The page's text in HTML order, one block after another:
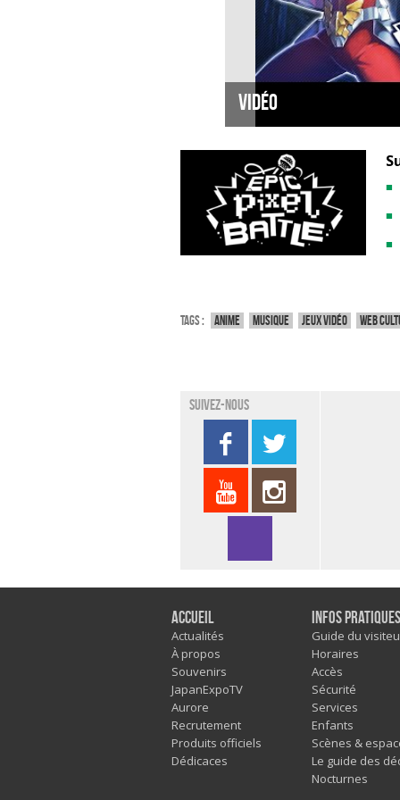
Vidéo
Tags : Anime Musique Jeux vidéo Web
Suivez-nous
Accueil
Actualités
À propos
Souvenirs
JapanExpoTV
Aurore
Recrutement
Produits officiels
Dédicaces
Infos pratiques
Guide du
Horaires
Accès
Sécurité
Services
Enfants
Scènes &
Le guide des
Nocturnes